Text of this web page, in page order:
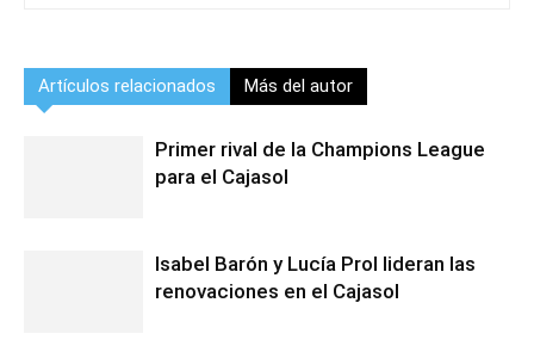
Artículos relacionados Más del autor
Primer rival de la Champions League
para el Cajasol
Isabel Barón y Lucía Prol lideran las
renovaciones en el Cajasol